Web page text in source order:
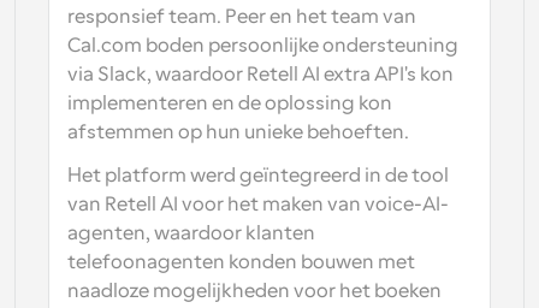
responsief team. Peer en het team van
Cal.com boden persoonlijke ondersteuning
via Slack, waardoor Retell AI extra API's kon
implementeren en de oplossing kon
afstemmen op hun unieke behoeften.
Het platform werd geïntegreerd in de tool
van Retell AI voor het maken van voice-AI-
agenten, waardoor klanten
telefoonagenten konden bouwen met
naadloze mogelijkheden voor het boeken